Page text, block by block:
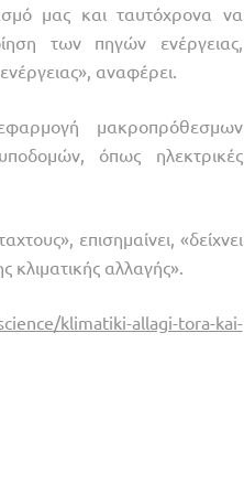
μας και ταυτόχρονα να
των πηγών ενέργειας,
αναφέρει.
μακροπρόθεσμων
όπως ηλεκτρικές
επισημαίνει, «δείχνει
κλιματικής αλλαγής».
klimatiki-allagi-tora-kai-